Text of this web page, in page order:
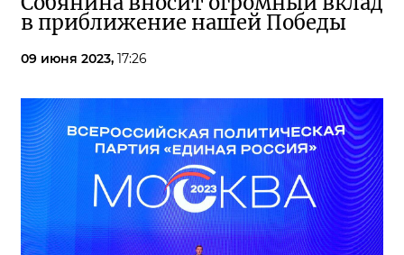
в приближение нашей Победы
09 июня 2023, 17:26